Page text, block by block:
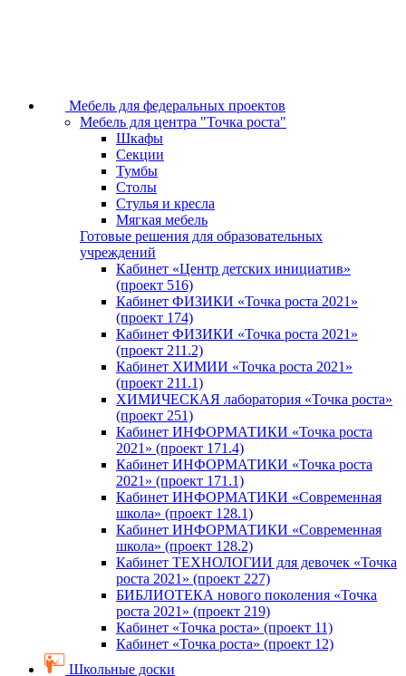
Мебель для федеральных проектов
Мебель для центра "Точка роста"
Шкафы
Секции
Тумбы
Столы
Стулья и кресла
Мягкая мебель
Готовые решения для образовательных
учреждений
Кабинет «Центр детских инициатив»
(проект 516)
Кабинет ФИЗИКИ «Точка роста 2021»
(проект 174)
Кабинет ФИЗИКИ «Точка роста 2021»
(проект 211.2)
Кабинет ХИМИИ «Точка роста 2021»
(проект 211.1)
ХИМИЧЕСКАЯ лаборатория «Точка роста»
(проект 251)
Кабинет ИНФОРМАТИКИ «Точка роста
2021» (проект 171.4)
Кабинет ИНФОРМАТИКИ «Точка роста
2021» (проект 171.1)
Кабинет ИНФОРМАТИКИ «Современная
школа» (проект 128.1)
Кабинет ИНФОРМАТИКИ «Современная
школа» (проект 128.2)
Кабинет ТЕХНОЛОГИИ для девочек «Точка
роста 2021» (проект 227)
БИБЛИОТЕКА нового поколения «Точка
роста 2021» (проект 219)
Кабинет «Точка роста» (проект 11)
Кабинет «Точка роста» (проект 12)
Школьные доски